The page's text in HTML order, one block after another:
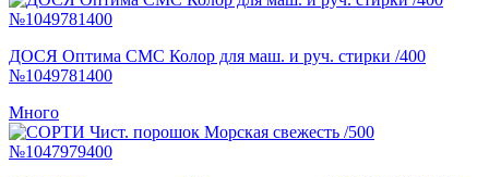
ДОСЯ Оптима СМС Колор для маш. и руч. стирки /400
№1049781400
Много